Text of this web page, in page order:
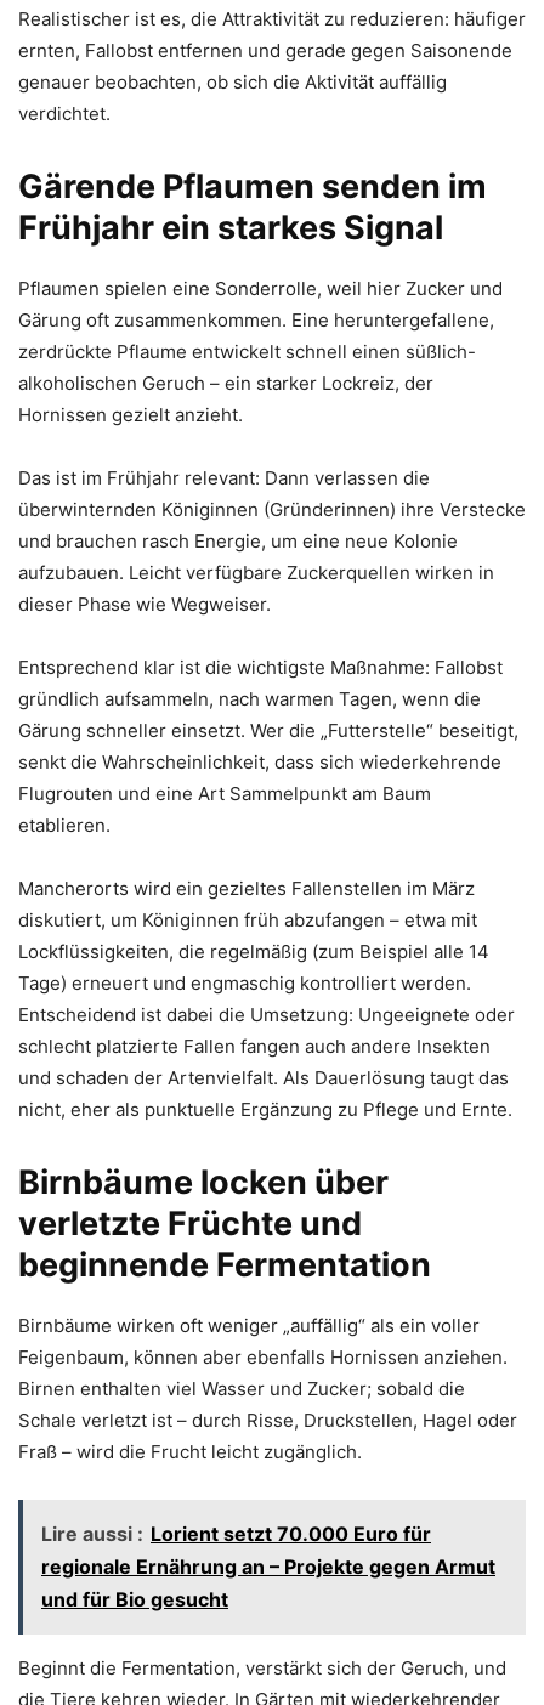
Realistischer ist es, die Attraktivität zu reduzieren: häufiger
ernten, Fallobst entfernen und gerade gegen Saisonende
genauer beobachten, ob sich die Aktivität auffällig
verdichtet.
Gärende Pflaumen senden im
Frühjahr ein starkes Signal
Pflaumen spielen eine Sonderrolle, weil hier Zucker und
Gärung oft zusammenkommen. Eine heruntergefallene,
zerdrückte Pflaume entwickelt schnell einen süßlich-
alkoholischen Geruch – ein starker Lockreiz, der
Hornissen gezielt anzieht.
Das ist im Frühjahr relevant: Dann verlassen die
überwinternden Königinnen (Gründerinnen) ihre Verstecke
und brauchen rasch Energie, um eine neue Kolonie
aufzubauen. Leicht verfügbare Zuckerquellen wirken in
dieser Phase wie Wegweiser.
Entsprechend klar ist die wichtigste Maßnahme: Fallobst
gründlich aufsammeln, nach warmen Tagen, wenn die
Gärung schneller einsetzt. Wer die „Futterstelle“ beseitigt,
senkt die Wahrscheinlichkeit, dass sich wiederkehrende
Flugrouten und eine Art Sammelpunkt am Baum
etablieren.
Mancherorts wird ein gezieltes Fallenstellen im März
diskutiert, um Königinnen früh abzufangen – etwa mit
Lockflüssigkeiten, die regelmäßig (zum Beispiel alle 14
Tage) erneuert und engmaschig kontrolliert werden.
Entscheidend ist dabei die Umsetzung: Ungeeignete oder
schlecht platzierte Fallen fangen auch andere Insekten
und schaden der Artenvielfalt. Als Dauerlösung taugt das
nicht, eher als punktuelle Ergänzung zu Pflege und Ernte.
Birnbäume locken über
verletzte Früchte und
beginnende Fermentation
Birnbäume wirken oft weniger „auffällig“ als ein voller
Feigenbaum, können aber ebenfalls Hornissen anziehen.
Birnen enthalten viel Wasser und Zucker; sobald die
Schale verletzt ist – durch Risse, Druckstellen, Hagel oder
Fraß – wird die Frucht leicht zugänglich.
Lire aussi : Lorient setzt 70.000 Euro für
regionale Ernährung an – Projekte gegen Armut
und für Bio gesucht
Beginnt die Fermentation, verstärkt sich der Geruch, und
die Tiere kehren wieder. In Gärten mit wiederkehrender